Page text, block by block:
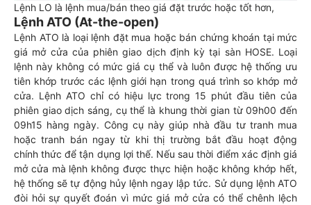
Lệnh LO là lệnh mua/bán theo giá đặt trước hoặc tốt hơn,
Lệnh ATO (At-the-open)
Lệnh ATO là loại lệnh đặt mua hoặc bán chứng khoán tại mức
giá mở cửa của phiên giao dịch định kỳ tại sàn HOSE. Loại
lệnh này không có mức giá cụ thể và luôn được hệ thống ưu
tiên khớp trước các lệnh giới hạn trong quá trình so khớp mở
cửa. Lệnh ATO chỉ có hiệu lực trong 15 phút đầu tiên của
phiên giao dịch sáng, cụ thể là khung thời gian từ 09h00 đến
09h15 hàng ngày. Công cụ này giúp nhà đầu tư tranh mua
hoặc tranh bán ngay từ khi thị trường bắt đầu hoạt động
chính thức để tận dụng lợi thế. Nếu sau thời điểm xác định giá
mở cửa mà lệnh không được thực hiện hoặc không khớp hết,
hệ thống sẽ tự động hủy lệnh ngay lập tức. Sử dụng lệnh ATO
đòi hỏi sự quyết đoán vì mức giá mở cửa có thể chênh lệch